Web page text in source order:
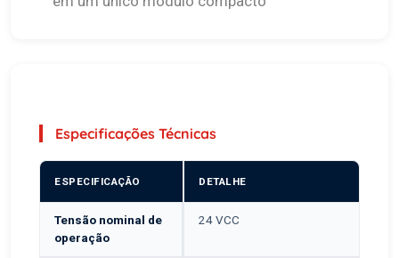
Especificações Técnicas
ESPECIFICAÇÃO DETALHE
Tensão nominal de
operação
24 VCC